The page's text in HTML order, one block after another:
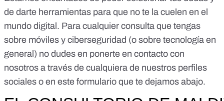
de darte herramientas para que no te la cuelen en el
mundo digital. Para cualquier consulta que tengas
sobre móviles y ciberseguridad (o sobre tecnología en
general) no dudes en ponerte en contacto con
nosotros a través de cualquiera de nuestros perfiles
sociales o en este formulario que te dejamos abajo.